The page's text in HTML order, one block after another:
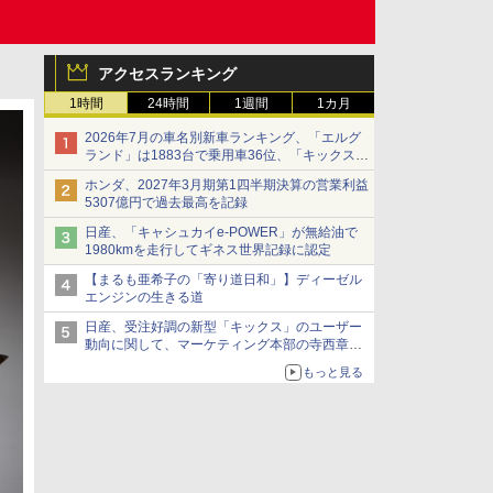
アクセスランキング
1時間 24時間 1週間 1カ月
2026年7月の車名別新車ランキング、「エルグ
ランド」は1883台で乗用車36位、「キックス」
は2591台で27位に
ホンダ、2027年3月期第1四半期決算の営業利益
5307億円で過去最高を記録
日産、「キャシュカイe-POWER」が無給油で
1980kmを走行してギネス世界記録に認定
【まるも亜希子の「寄り道日和」】ディーゼル
エンジンの生きる道
日産、受注好調の新型「キックス」のユーザー
動向に関して、マーケティング本部の寺西章氏
もっと見る